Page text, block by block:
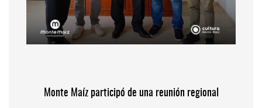
Monte Maíz participó de una reunión regional